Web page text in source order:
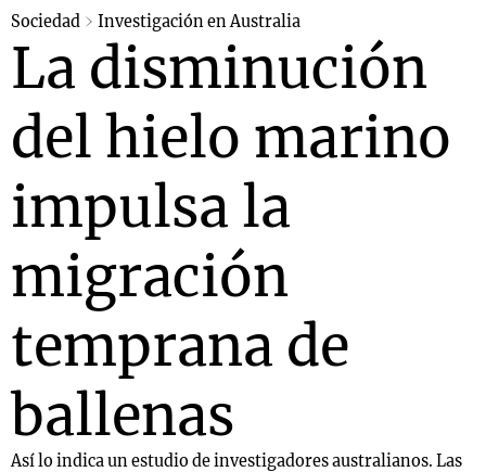
Sociedad Investigación en Australia
La disminución
del hielo marino
impulsa la
migración
temprana de
ballenas
Así lo indica un estudio de investigadores australianos. Las